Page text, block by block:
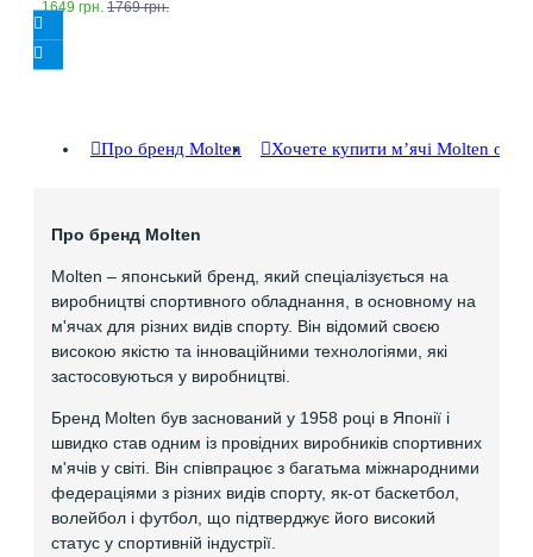
1649 грн. 1769 грн.
Про бренд Molten Хочете купити мʼячі Molten
Про бренд Molten
Molten – японський бренд, який спеціалізується на
виробництві спортивного обладнання, в основному на
м'ячах для різних видів спорту. Він відомий своєю
високою якістю та інноваційними технологіями, які
застосовуються у виробництві.
Бренд Molten був заснований у 1958 році в Японії і
швидко став одним із провідних виробників спортивних
м'ячів у світі. Він співпрацює з багатьма міжнародними
федераціями з різних видів спорту, як-от баскетбол,
волейбол і футбол, що підтверджує його високий
статус у спортивній індустрії.